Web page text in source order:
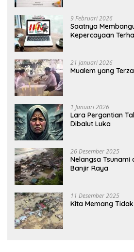
9 Februari 2026
Saatnya
Kepercayaan
21 Januari 2026
Mualem yang
1 Januari 2026
Lara Pergantian
Dibalut Luka
26 Desember 2025
Nelangsa Tsunami
Banjir Raya
11 Desember 2025
Kita Memang